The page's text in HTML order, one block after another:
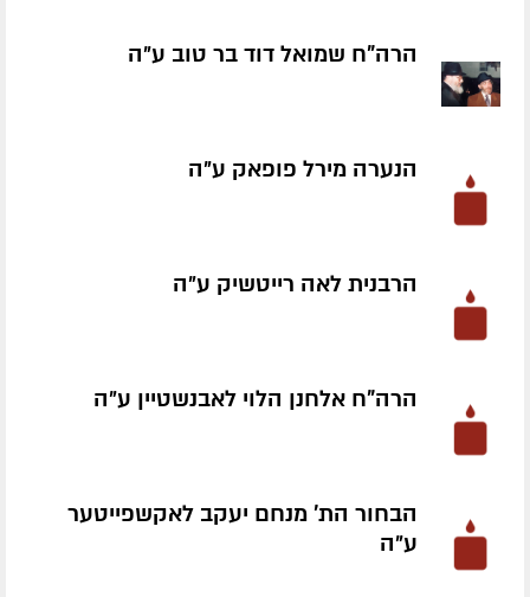
הרה"ח שמואל דוד בר טוב ע״ה
הנערה מירל פופאק ע״ה
הרבנית לאה רייטשיק ע״ה
הרה"ח אלחנן הלוי לאבנשטיין ע״ה
הבחור הת' מנחם יעקב לאקשפייטער
ע״ה